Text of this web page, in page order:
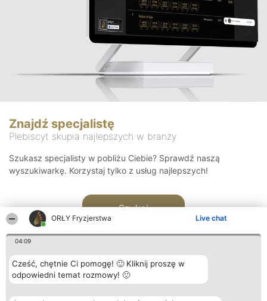
ORŁY Fryzjerstwa Live chat
04:09
Cześć, chętnie Ci pomogę! 🙂 Kliknij proszę w
odpowiedni temat rozmowy! 🙂
Znajdź specjalistę
Plebiscyt skupia najlepszych w branży
Szukasz specjalisty w pobliżu Ciebie? Sprawdź naszą
wyszukiwarkę. Korzystaj tylko z usług najlepszych!
Szukaj
Organizator plebiscytu Plebiscyt Kontakt